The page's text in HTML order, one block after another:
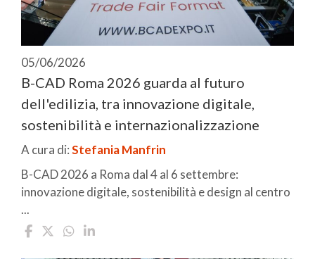
05/06/2026
B-CAD Roma 2026 guarda al futuro
dell'edilizia, tra innovazione digitale,
sostenibilità e internazionalizzazione
A cura di:Stefania Manfrin
B-CAD 2026 a Roma dal 4 al 6 settembre:
innovazione digitale, sostenibilità e design al centro
...